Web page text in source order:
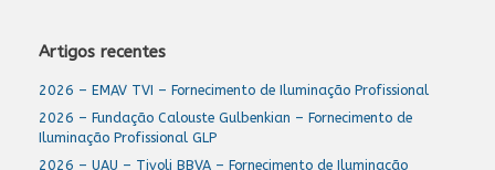
Artigos recentes
2026 – EMAV TVI – Fornecimento de Iluminação Profissional
2026 – Fundação Calouste Gulbenkian – Fornecimento de
Iluminação Profissional GLP
2026 – UAU – Tivoli BBVA – Fornecimento de Iluminação